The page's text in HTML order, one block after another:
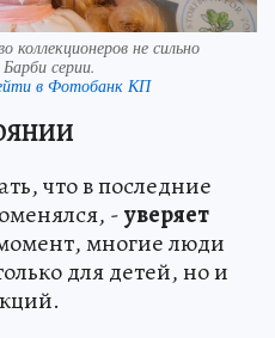
не сильно
серии.
в Фотобанк КП
что в последние
-уверяет
многие люди
для детей, но и